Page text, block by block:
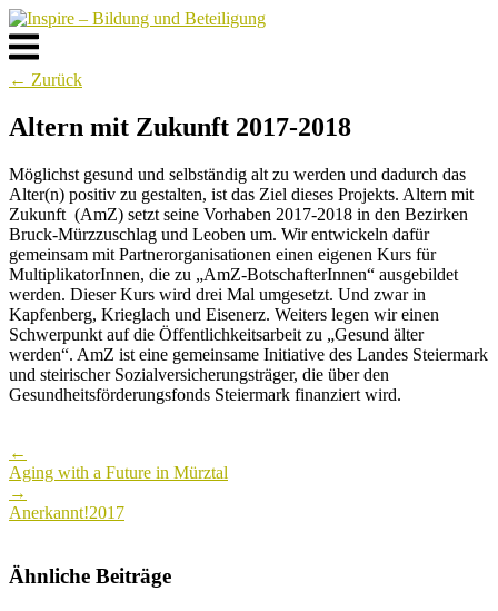
Skip
to
content
Menu
← Zurück
Altern mit Zukunft 2017-2018
Möglichst gesund und selbständig alt zu werden und dadurch das
Alter(n) positiv zu gestalten, ist das Ziel dieses Projekts. Altern mit
Zukunft (AmZ) setzt seine Vorhaben 2017-2018 in den Bezirken
Bruck-Mürzzuschlag und Leoben um. Wir entwickeln dafür
gemeinsam mit Partnerorganisationen einen eigenen Kurs für
MultiplikatorInnen, die zu „AmZ-BotschafterInnen“ ausgebildet
werden. Dieser Kurs wird drei Mal umgesetzt. Und zwar in
Kapfenberg, Krieglach und Eisenerz. Weiters legen wir einen
Schwerpunkt auf die Öffentlichkeitsarbeit zu „Gesund älter
werden“. AmZ ist eine gemeinsame Initiative des Landes Steiermark
und steirischer Sozialversicherungsträger, die über den
Gesundheitsförderungsfonds Steiermark finanziert wird.
navigation
←
Aging with a Future in Mürztal
→
Anerkannt!2017
Ähnliche Beiträge